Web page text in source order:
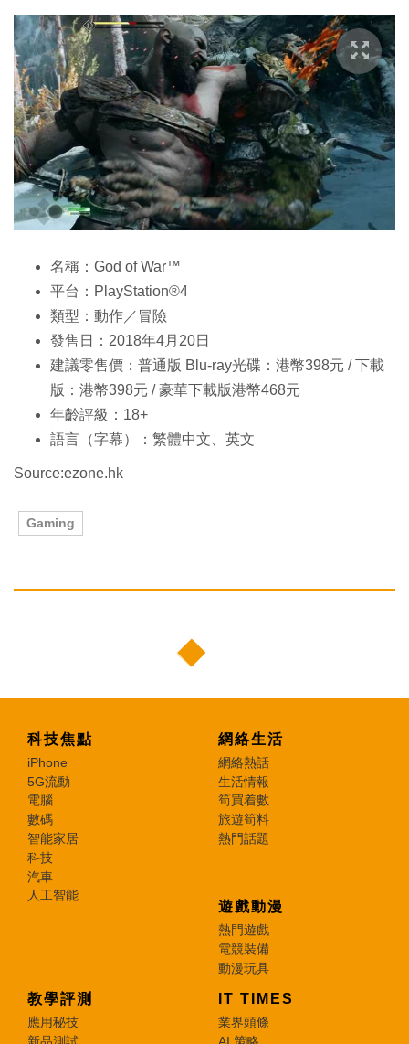
名稱：God of War™
平台：PlayStation®4
類型：動作／冒險
發售日：2018年4月20日
建議零售價：普通版 Blu-ray光碟：港幣398元 / 下載
版：港幣398元 / 豪華下載版港幣468元
年齡評級：18+
語言（字幕）：繁體中文、英文
Source:ezone.hk
Gaming
科技焦點
iPhone
5G流動
電腦
數碼
智能家居
科技
汽車
人工智能
網絡生活
網絡熱話
生活情報
筍買着數
旅遊筍料
熱門話題
遊戲動漫
熱門遊戲
電競裝備
動漫玩具
教學評測
應用秘技
新品測試
IT TIMES
業界頭條
AI 策略